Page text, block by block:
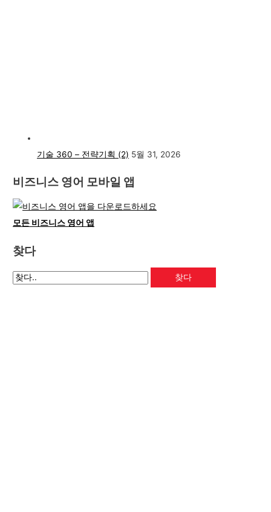
기술 360 – 전략기획 (2) 5월 31, 2026
비즈니스 영어 모바일 앱
모든 비즈니스 영어 앱
찾다